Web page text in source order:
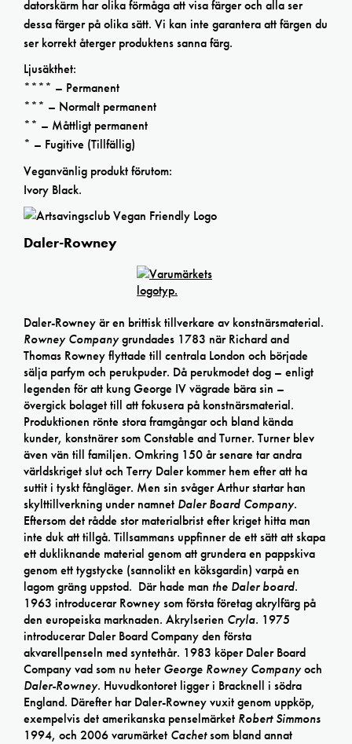
datorskärm har olika förmåga att visa färger och alla ser
dessa färger på olika sätt. Vi kan inte garantera att färgen du
ser korrekt återger produktens sanna färg.
Ljusäkthet:
**** – Permanent
*** – Normalt permanent
** – Måttligt permanent
* – Fugitive (Tillfällig)
Veganvänlig produkt förutom:
Ivory Black.
Daler-Rowney
Daler-Rowney är en brittisk tillverkare av konstnärsmaterial.
Rowney Companygrundades 1783 när Richard and
Thomas Rowney flyttade till centrala London och började
sälja parfym och perukpuder. Då perukmodet dog – enligt
legenden för att kung George IV vägrade bära sin –
övergick bolaget till att fokusera på konstnärsmaterial.
Produktionen rönte stora framgångar och bland kända
kunder, konstnärer som Constable and Turner. Turner blev
även vän till familjen. Omkring 150 år senare tar andra
världskriget slut och Terry Daler kommer hem efter att ha
suttit i tyskt fångläger. Men sin svåger Arthur startar han
skylttillverkning under namnet Daler Board Company.
Eftersom det rådde stor materialbrist efter kriget hitta man
inte duk att tillgå. Tillsammans uppfinner de ett sätt att skapa
ett dukliknande material genom att grundera en pappskiva
genom ett tygstycke (sannolikt en köksgardin) varpå en
lagom gräng uppstod. Där hade man the Daler board.
1963 introducerar Rowney som första företag akrylfärg på
den europeiska marknaden. Akrylserien Cryla. 1975
introducerar Daler Board Company den första
akvarellpenseln med syntethår. 1983 köper Daler Board
Company vad som nu heterGeorge Rowney Companyoch
Daler-Rowney. Huvudkontoret ligger i Bracknell i södra
England. Därefter har Daler-Rowney vuxit genom uppköp,
exempelvis det amerikanska penselmärket Robert Simmons
1994, och 2006 varumärket Cachetsom bland annat